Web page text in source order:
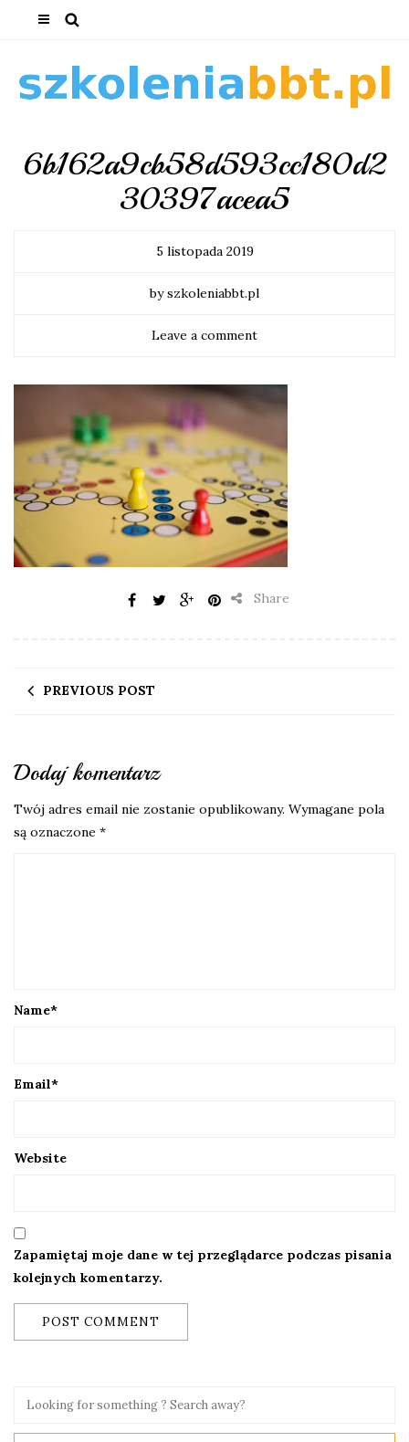
6b162a9cb58d593cc180d2
30397acea5
5 listopada 2019
by szkoleniabbt.pl
Leave a comment
Share
PREVIOUS POST
Dodaj komentarz
Twój adres email nie zostanie opublikowany. Wymagane pola
są oznaczone *
Name*
Email*
Website
Zapamiętaj moje dane w tej przeglądarce podczas pisania
kolejnych komentarzy.